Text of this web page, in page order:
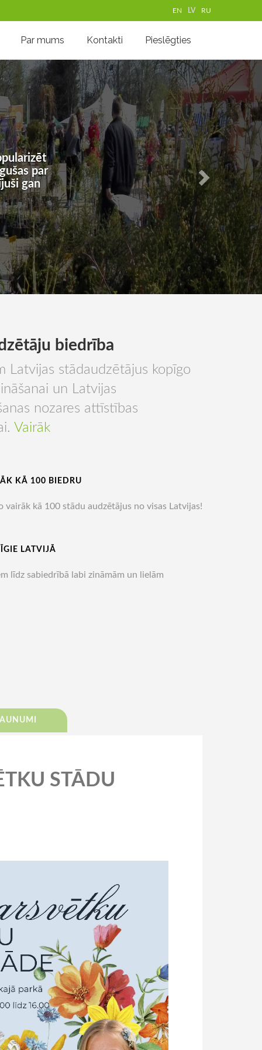
EN LV RU
Par mums Kontakti Pieslēgties
par
gan
biedrība
Latvijas stādaudzētājus kopīgo
un Latvijas
nozares attīstības
Vairāk
KĀ 100 BIEDRU
vairāk kā 100 stādu audzētājus no visas Latvijas!
LATVIJĀ
līdz sabiedrībā labi zināmām un lielām
STĀDU